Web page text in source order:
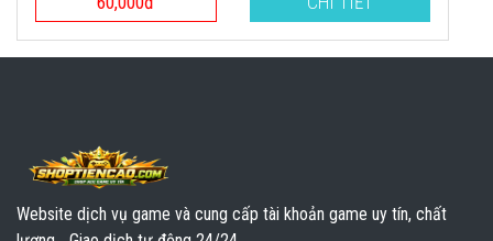
Website dịch vụ game và cung cấp tài khoản game uy tín, chất